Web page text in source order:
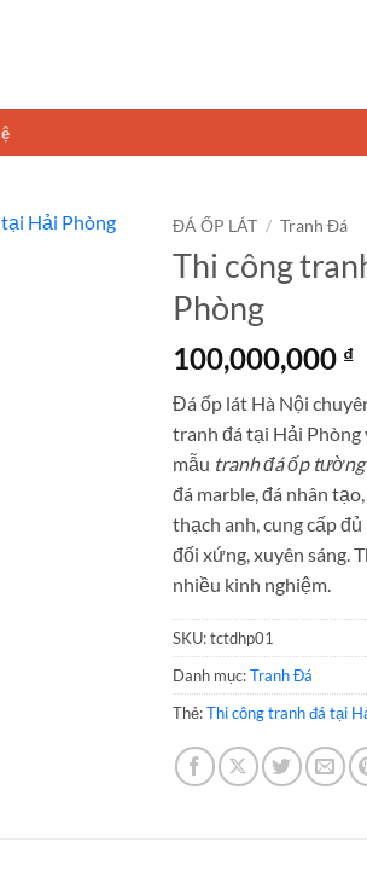
ĐÁ ỐP LÁT / Tranh Đá
Thi công
Phòng
100,000,000 ₫
Đá ốp lát Hà Nội
tranh đá tại Hải Phòng
mẫu tranh đá ốp
đá marble, đá nhân
thạch anh, cung cấp
đối xứng, xuyên sáng.
nhiều kinh nghiệm.
SKU:tctdhp01
Danh mục:Tranh Đá
Thẻ:Thi công tranh đá tại